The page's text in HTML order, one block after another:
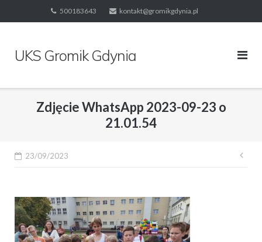
to
500183643 kontakt@gromikgdynia.pl
UKS Gromik Gdynia
Zdjęcie WhatsApp 2023-09-23 o
21.01.54
23/09/2023